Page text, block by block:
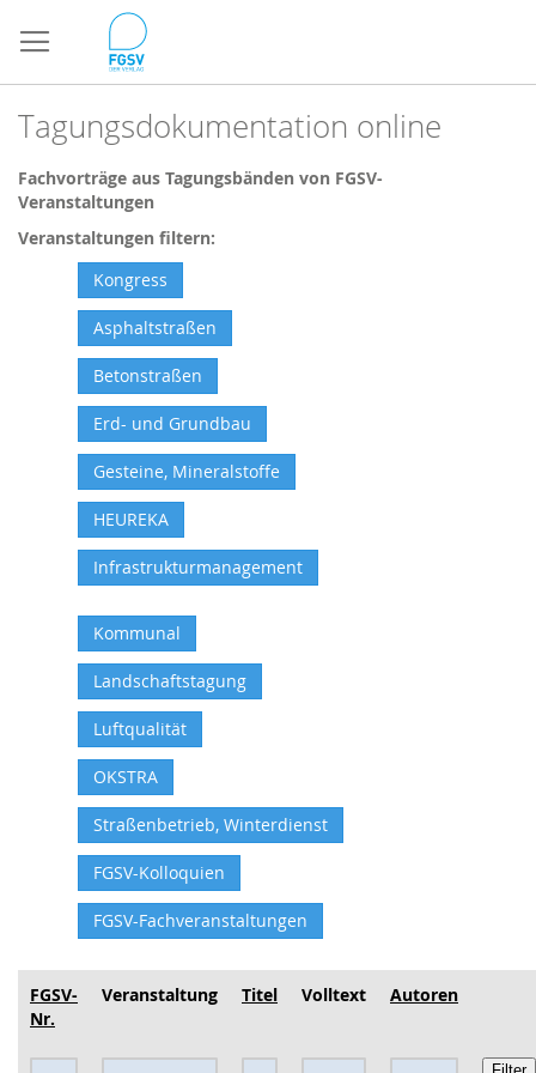
zum
Inhalt
Tagungsdokumentation online
Fachvorträge aus Tagungsbänden von FGSV-
Veranstaltungen
Veranstaltungen filtern:
Kongress
Asphaltstraßen
Betonstraßen
Erd- und Grundbau
Gesteine, Mineralstoffe
HEUREKA
Infrastrukturmanagement
Kommunal
Landschaftstagung
Luftqualität
OKSTRA
Straßenbetrieb, Winterdienst
FGSV-Kolloquien
FGSV-Fachveranstaltungen
FGSV-
Nr.
Veranstaltung Titel Volltext Autoren